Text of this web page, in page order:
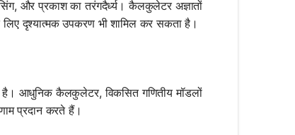
और प्रकाश का तरंगदैर्ध्य। कैलकुलेटर अज्ञातों
दृश्यात्मक उपकरण भी शामिल कर सकता है।
है। आधुनिक कैलकुलेटर, विकसित गणितीय मॉडलों
प्रदान करते हैं।